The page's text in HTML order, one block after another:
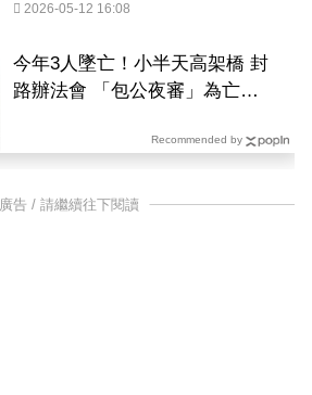
2026-05-12 16:08
今年3人墜亡！小半天高架橋 封
路辦法會 「包公夜審」為亡魂
Recommended by
廣告 / 請繼續往下閱讀